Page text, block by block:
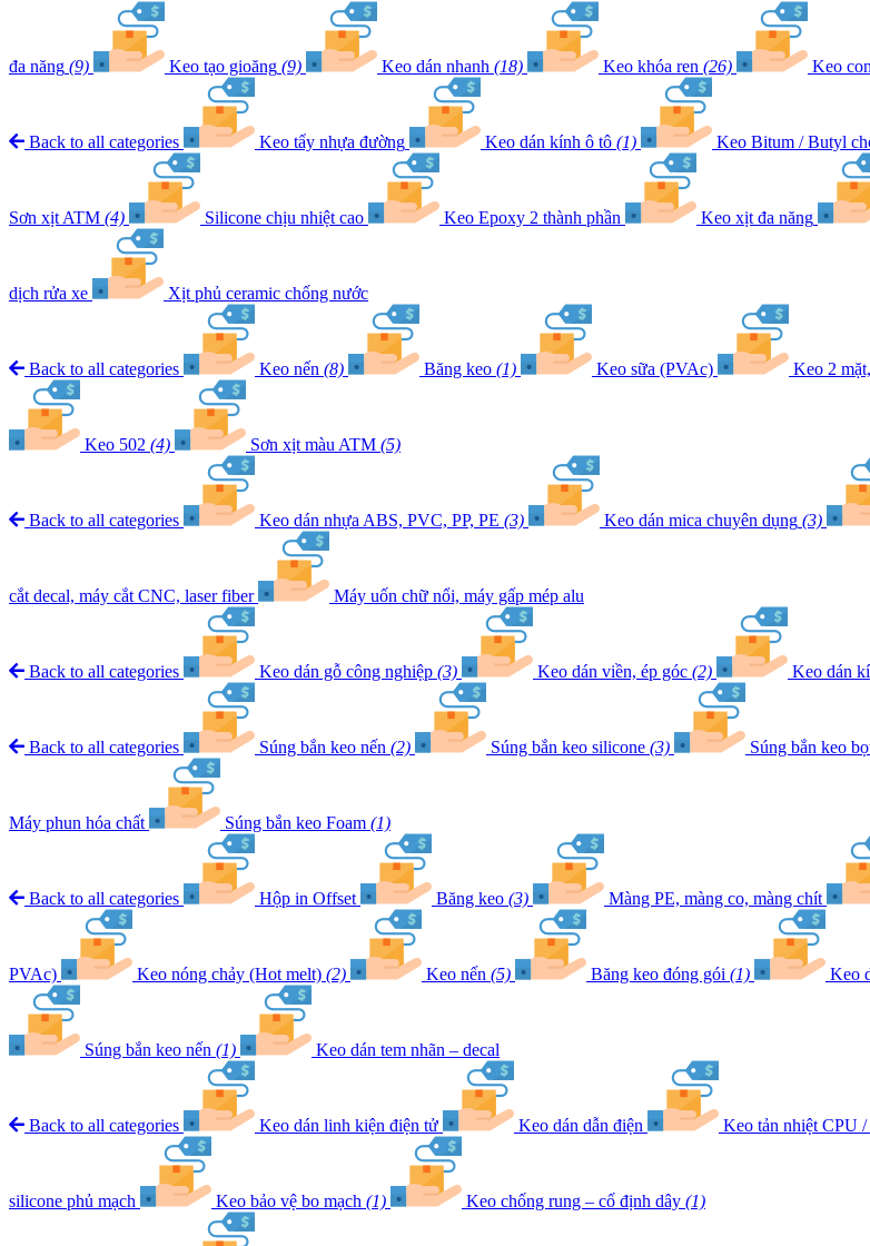
đa năng (9) Keo tạo gioăng (9) Keo dán nhanh (18) Keo khóa ren (26) Keo
Back to all categories Keo tẩy nhựa đường Keo dán kính ô tô (1) Keo Bitum / Butyl
Sơn xịt ATM (4) Silicone chịu nhiệt cao Keo Epoxy 2 thành phần Keo xịt đa năng
dịch rửa xe Xịt phủ ceramic chống nước
Back to all categories Keo nến (8) Băng keo (1) Keo sữa (PVAc) Keo 2
Keo 502 (4) Sơn xịt màu ATM (5)
Back to all categories Keo dán nhựa ABS, PVC, PP, PE (3) Keo dán mica chuyên dụng (3)
cắt decal, máy cắt CNC, laser fiber Máy uốn chữ nổi, máy gấp mép alu
Back to all categories Keo dán gỗ công nghiệp (3) Keo dán viền, ép góc (2) Keo dán
Back to all categories Súng bắn keo nến (2) Súng bắn keo silicone (3) Súng bắn keo
Máy phun hóa chất Súng bắn keo Foam (1)
Back to all categories Hộp in Offset Băng keo (3) Màng PE, màng co, màng chít
PVAc) Keo nóng chảy (Hot melt) (2) Keo nến (5) Băng keo đóng gói (1) Keo
Súng bắn keo nến (1) Keo dán tem nhãn – decal
Back to all categories Keo dán linh kiện điện tử Keo dán dẫn điện Keo tản nhiệt CPU
silicone phủ mạch Keo bảo vệ bo mạch (1) Keo chống rung – cố định dây (1)